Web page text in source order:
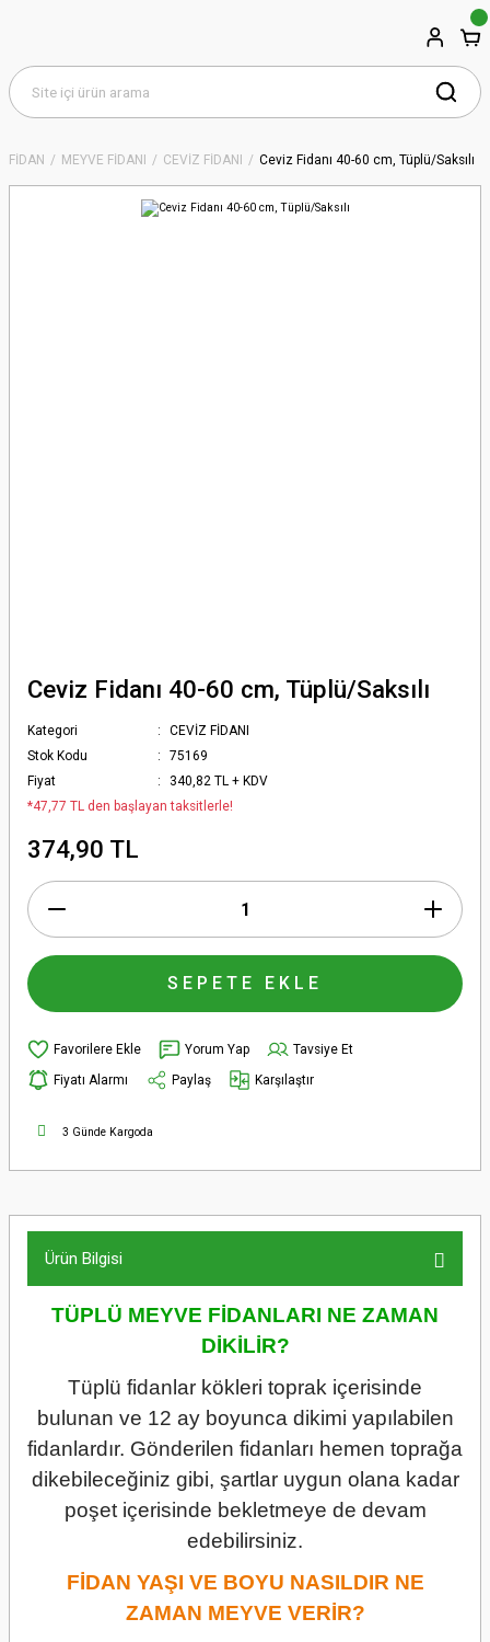
FİDAN MEYVE FİDANI CEVİZ FİDANI Ceviz Fidanı 40-60 cm, Tüplü/Saksılı
Ceviz Fidanı 40-60 cm, Tüplü/Saksılı
Kategori
CEVİZ FİDANI
Stok Kodu
75169
Fiyat
340,82 TL + KDV
*47,77 TL den başlayan taksitlerle!
374,90 TL
SEPETE EKLE
Yorum Yap
Tavsiye Et
Fiyatı Alarmı
Paylaş Karşılaştır
3 Günde Kargoda
Ürün Bilgisi
TÜPLÜ MEYVE FİDANLARI NE ZAMAN
DİKİLİR?
Tüplü fidanlar kökleri toprak içerisinde
bulunan ve 12 ay boyunca dikimi yapılabilen
fidanlardır. Gönderilen fidanları hemen toprağa
dikebileceğiniz gibi, şartlar uygun olana kadar
poşet içerisinde bekletmeye de devam
edebilirsiniz.
FİDAN YAŞI VE BOYU NASILDIR NE
ZAMAN MEYVE VERİR?